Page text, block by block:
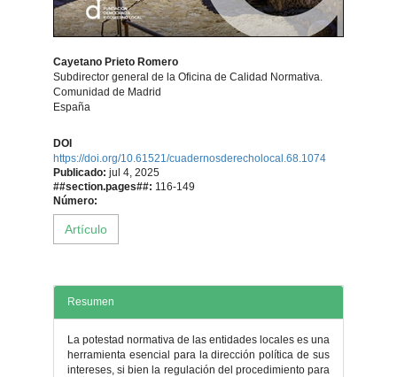
Cayetano Prieto Romero
Subdirector general de la Oficina de Calidad Normativa.
Comunidad de Madrid
España
Contenido
principal
del
artículo
DOI
https://doi.org/10.61521/cuadernosderecholocal.68.1074
Publicado: jul 4, 2025
##section.pages##: 116-149
Número:
Artículo
Resumen
La potestad normativa de las entidades locales es una
herramienta esencial para la dirección política de sus
intereses, si bien la regulación del procedimiento para